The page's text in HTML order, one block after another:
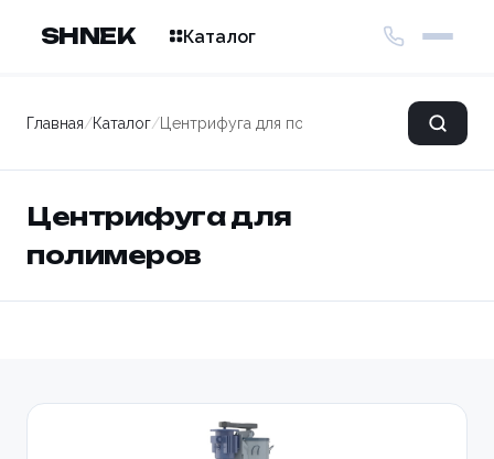
SHNEK Каталог
Главная/Каталог/ Центрифуга для полимеров
Центрифуга для
полимеров